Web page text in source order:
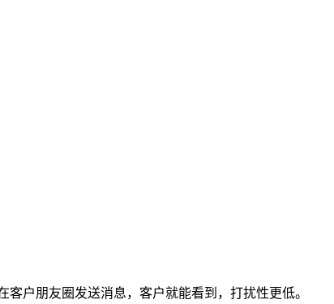
户朋友圈发送消息，客户就能看到，打扰性更低。